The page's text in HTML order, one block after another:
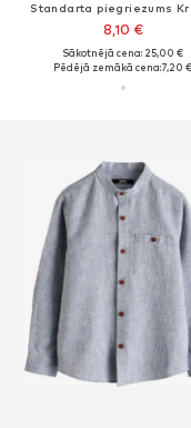
Standarta piegriezums
8,10 €
Sākotnējā cena: 25,00 €
Pēdējā zemākā cena:7,20 €